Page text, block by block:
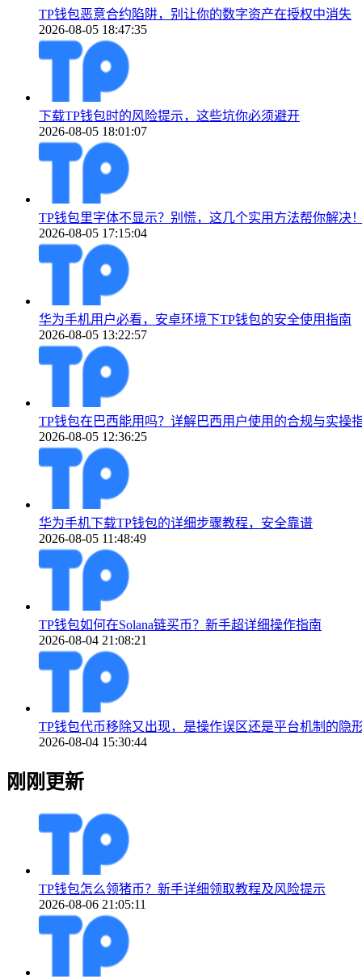
TP钱包恶意合约陷阱，别让你的数字资产在授权中消失
2026-08-05 18:47:35
下载TP钱包时的风险提示，这些坑你必须避开
2026-08-05 18:01:07
TP钱包里字体不显示？别慌，这几个实用方法帮你解决
2026-08-05 17:15:04
华为手机用户必看，安卓环境下TP钱包的安全使用指南
2026-08-05 13:22:57
TP钱包在巴西能用吗？详解巴西用户使用的合规与实操
2026-08-05 12:36:25
华为手机下载TP钱包的详细步骤教程，安全靠谱
2026-08-05 11:48:49
TP钱包如何在Solana链买币？新手超详细操作指南
2026-08-04 21:08:21
TP钱包代币移除又出现，是操作误区还是平台机制的隐
2026-08-04 15:30:44
刚刚更新
TP钱包怎么领猪币？新手详细领取教程及风险提示
2026-08-06 21:05:11